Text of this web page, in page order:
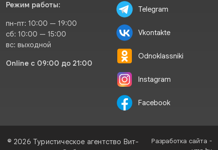
Режим работы:
пн-пт: 10:00 — 19:00
сб: 10:00 — 15:00
вс: выходной
Online с 09:00 до 21:00
Telegram
Vkontakte
Odnoklassniki
Instagram
Facebook
© 2026 Туристическое агентство Вит-
Разработка сайта -